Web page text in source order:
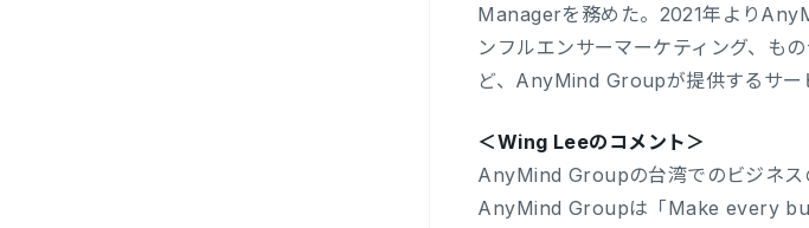
Managerを務めた。2021年より
ンフルエンサーマーケティング、も
ど、AnyMind Groupが提供するサー
＜Wing Leeのコメント＞
AnyMind Groupの台湾でのビジネス
AnyMind Groupは「Make every